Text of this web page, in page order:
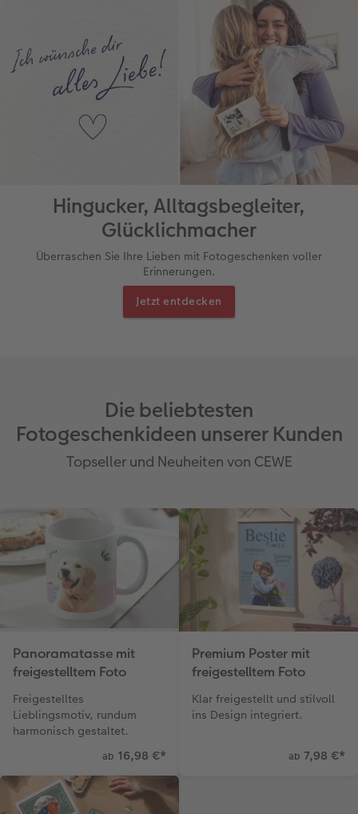
Hingucker, Alltagsbegleiter,
Glücklichmacher
Überraschen Sie Ihre Lieben mit Fotogeschenken voller
Erinnerungen.
Jetzt entdecken
Die beliebtesten
Fotogeschenkideen unserer Kunden
Topseller und Neuheiten von CEWE
Panoramatasse mit
freigestelltem Foto
Freigestelltes
Lieblingsmotiv, rundum
harmonisch gestaltet.
ab 16,98 €*
Premium Poster mit
freigestelltem Foto
Klar freigestellt und stilvoll
ins Design integriert.
ab 7,98 €*